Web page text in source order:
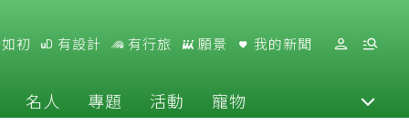
初 有設計 有行旅 願景 我的新聞
名人 專題 活動 寵物